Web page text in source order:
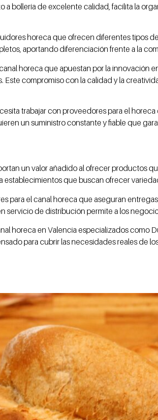
bollería de excelente calidad, facilita la
horeca que ofrecen diferentes tipos
aportando diferenciación frente a la
horeca que apuestan por la innovación
compromiso con la calidad y la
trabajar con proveedores para el
un suministro constante y fiable que
un valor añadido al ofrecer productos
establecimientos que buscan ofrecer
para el canal horeca que aseguran
servicio de distribución permite a los
horeca en Valencia especializados como
para cubrir las necesidades reales de